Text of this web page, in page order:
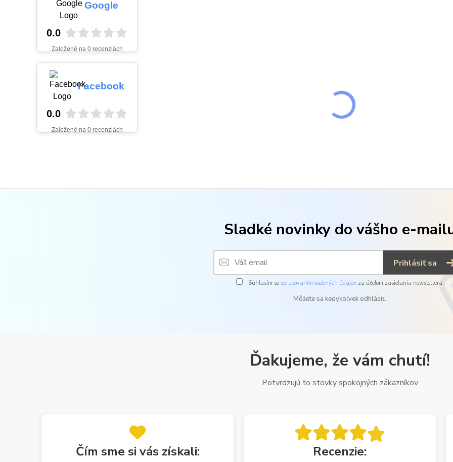
Google
0.0
Založené na 0 recenziách
Facebook
0.0
Založené na 0 recenziách
Sladké novinky do vášho e-
Prihlásiť sa
Súhlasím so spracovaním osobných údajovza účelom zasielania newslettera.
Môžete sa kedykoľvek odhlásiť.
Ďakujeme, že vám chutí!
Potvrdzujú to stovky spokojných zákazníkov
Čím sme si vás získali: Recenzie: